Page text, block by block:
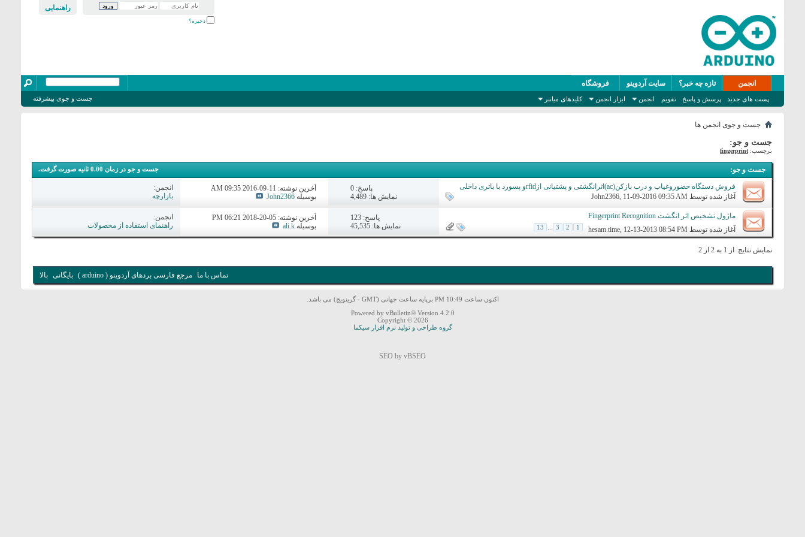
راهنمایی
ذخیره؟
انجمن
پست های جدید پرسش و پاسخ تقویم انجمن ابزار انجمن کلیدهای میانبر
تازه چه خبر؟ سایت آردوینو فروشگاه
جست و جوی پیشرفته
جست و جوی انجمن ها
جست و جو:
برچسب: fingerprint
جست و جو: جست و جو در زمان 0.00ثانیه صورت گرفت.
فروش دستگاه حضوروغیاب و درب بازکن(ac)اثرانگشتی و پشتیانی ازrfidو پسورد با باتری داخلی
آغاز شده توسط
John2366 , 11-09-2016 09:35 AM
پاسخ:0
نمایش ها: 4,489
آخرين نوشته: 11-09-2016
09:35 AM
بوسیلهJohn2366
انجمن:
بازارچه
ماژول تشخیص اثر انگشت Fingerprint Recognition
آغاز شده توسط
hesam.time , 12-13-2013 08:54 PM
1
2
3
13
پاسخ:123
نمایش ها: 45,535
آخرين نوشته: 05-20-2018
06:21 PM
بوسیلهali.k
انجمن:
راهنمای استفاده از محصولات
نمایش نتایج: از 1 به 2 از 2
تماس با ما مرجع فارسی بردهای آردوینو ( arduino ) بایگانی بالا
اکنون ساعت 10:49 PM برپایه ساعت جهانی (GMT - گرینویچ) می باشد.
Powered by vBulletin® Version 4.2.0
Copyright © 2026
گروه طراحی و تولید نرم افزار سیکما
SEO by vBSEO